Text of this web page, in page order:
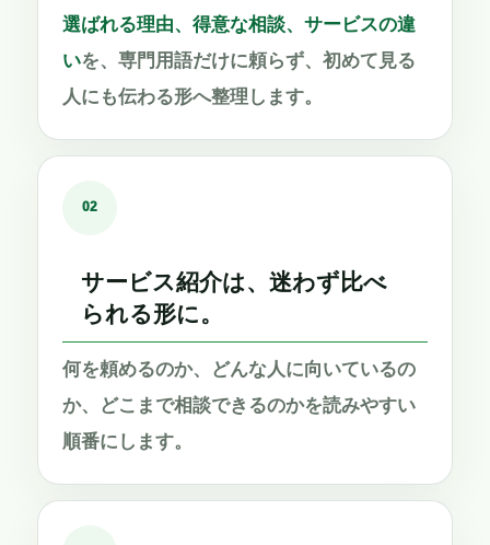
選ばれる理由、得意な相談、サービスの違
いを、専門用語だけに頼らず、初めて見る
人にも伝わる形へ整理します。
02
サービス紹介は、迷わず比べ
られる形に。
何を頼めるのか、どんな人に向いているの
か、どこまで相談できるのかを読みやすい
順番にします。